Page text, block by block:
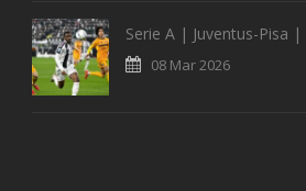
Serie A | Juventus-Pisa
08 Mar 2026